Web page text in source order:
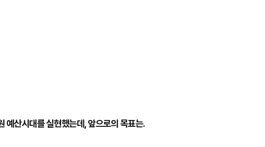
산시대를 실현했는데, 앞으로의 목표는.